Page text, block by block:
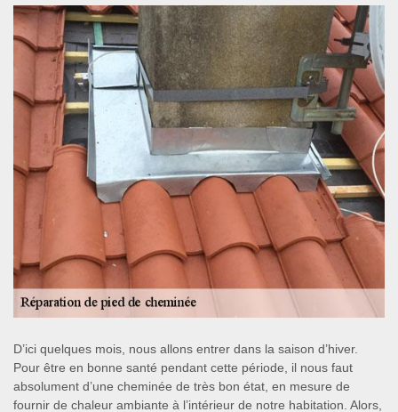
D’ici quelques mois, nous allons entrer dans la saison d’hiver.
Pour être en bonne santé pendant cette période, il nous faut
absolument d’une cheminée de très bon état, en mesure de
fournir de chaleur ambiante à l’intérieur de notre habitation. Alors,